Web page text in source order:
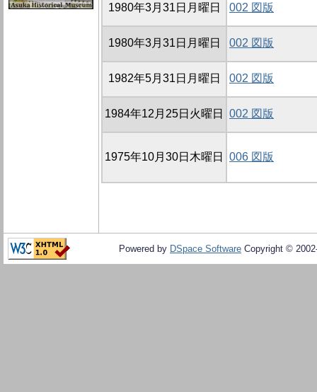
1980年3月31日月曜日 002 図版
1980年3月31日月曜日 002 図版
1982年5月31日月曜日 002 図版
1984年12月25日火曜日 002 図版
1975年10月30日木曜日 006 図版
Powered by DSpace Software Copyright ©